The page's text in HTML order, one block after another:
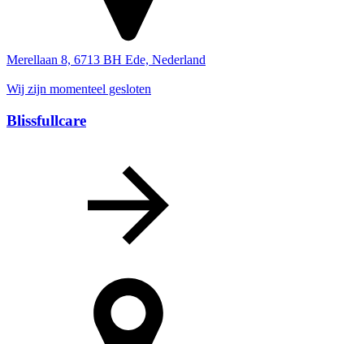
Merellaan 8, 6713 BH Ede, Nederland
Wij zijn momenteel gesloten
Blissfullcare